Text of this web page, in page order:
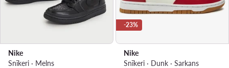
Nike
Snīkeri · Melns
-23%
Nike
Snīkeri · Dunk · Sarkans